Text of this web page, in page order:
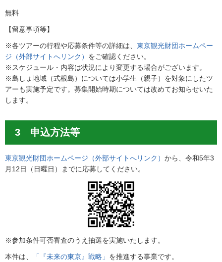
無料
【留意事項等】
※各ツアーの行程や応募条件等の詳細は、 東京観光財団ホームペー
ジ（外部サイトへリンク） をご確認ください。
※スケジュール・内容は状況により変更する場合がございます。
※島しょ地域（式根島）については小学生（親子）を対象にしたツ
アーも実施予定です。募集開始時期については改めてお知らせいた
します。
3 申込方法等
東京観光財団ホームページ（外部サイトへリンク） から、令和5年3
月12日（日曜日）までに応募してください。
※参加条件可否審査のうえ抽選を実施いたします。
本件は、 「『未来の東京』戦略」 を推進する事業です。